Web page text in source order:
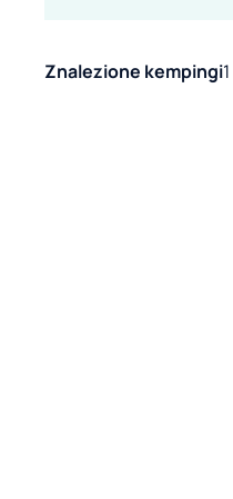
Znalezione kempingi1